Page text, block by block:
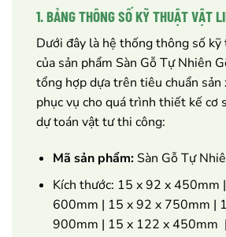
1. BẢNG THÔNG SỐ KỸ THUẬT VẬT
Dưới đây là hệ thống thông số
của sản phẩm Sàn Gỗ Tự Nhiên
tổng hợp dựa trên tiêu chuẩn sản
phục vụ cho quá trình thiết kế cơ
dự toán vật tư thi công:
Mã sản phẩm:Sàn Gỗ Tự
Kích thước: 15 x 92 x 450mm
600mm | 15 x 92 x 750mm |
900mm | 15 x 122 x 450mm